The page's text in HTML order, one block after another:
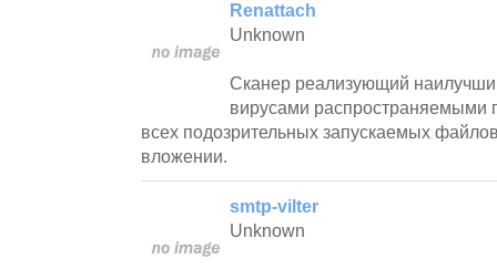
Renattach
Unknown
Сканер реализующий
вирусами распространяемыми
всех подозрительных запускаемых
вложении.
smtp-vilter
Unknown